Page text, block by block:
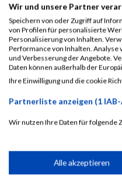
12789
--
12776
Timo
12778
Lucja
12833
Laura
12805
Carsten
12796
Andrea
Igor
12770
Sven
Wir und unsere Partner
Speichern von oder Zugriff auf
von Profilen für personalisierte
Personalisierung von Inhalten.
Performance von Inhalten. Analyse
und Verbesserung der Angebote.
Daten können außerhalb der
Ihre Einwilligung und die cookie
Partnerliste anzeigen (1
Wir nutzen Ihre Daten für folgende
Speichern von oder
Alle akzeptieren